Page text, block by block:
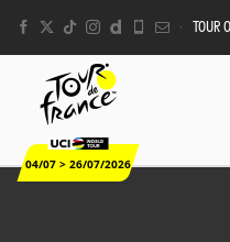
TOUR
04/07 > 26/07/2026